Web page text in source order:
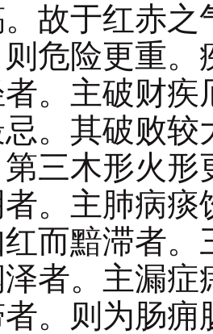
故于红赤
危险更重
者。主破财
。其破败
三木形火
。主肺病
而黯滞者
者。主漏
。则为肠